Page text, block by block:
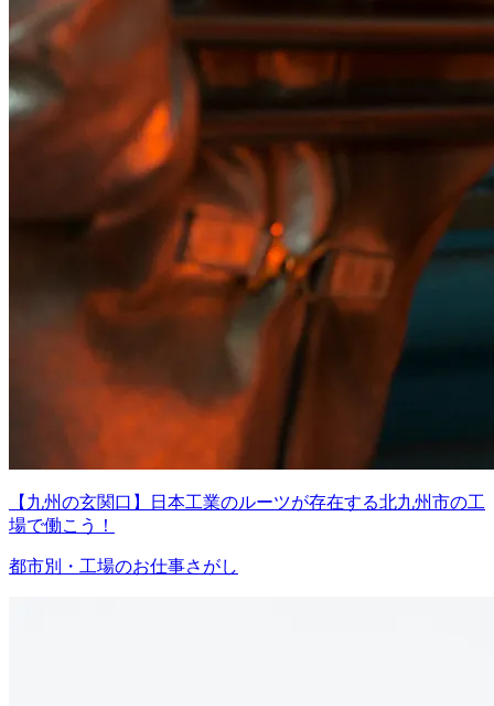
【九州の玄関口】日本工業のルーツが存在する北九州市の工
場で働こう！
都市別・工場のお仕事さがし